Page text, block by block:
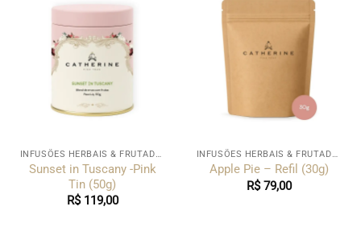
INFUSÕES HERBAIS & FRUTADAS
Sunset in Tuscany -Pink
Tin (50g)
R$119,00
INFUSÕES HERBAIS & FRUTADAS
Apple Pie – Refil (30g)
R$79,00